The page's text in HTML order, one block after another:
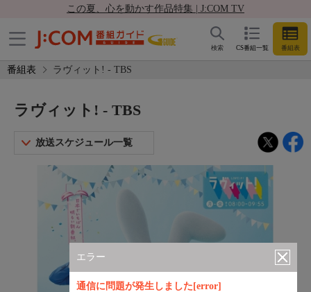
この夏、心を動かす作品特集 | J:COM TV
CS番組一覧 番組表
検索
番組表 ラヴィット! - TBS
エラー
通信に問題が発生しました[error]
ラヴィット! - TBS
放送スケジュール一覧